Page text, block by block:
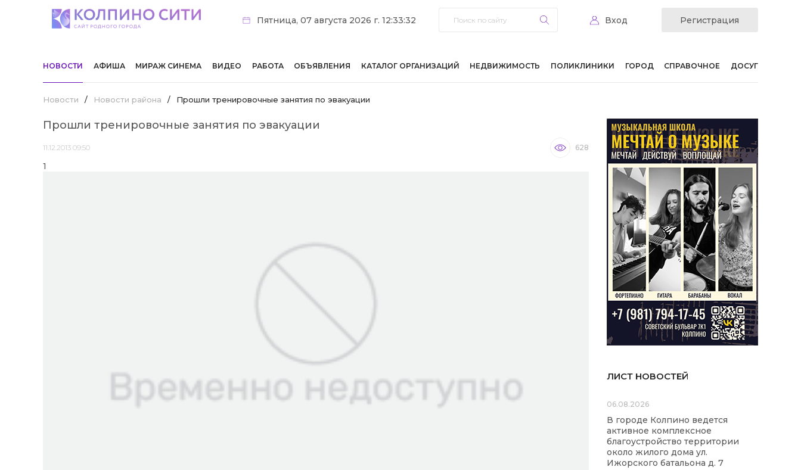
Пятница, 07 августа 2026 г. 12:33:32 Вход Регистрация
НОВОСТИ АФИША МИРАЖ СИНЕМА ВИДЕО РАБОТА ОБЪЯВЛЕНИЯ КАТАЛОГ ОРГАНИЗАЦИЙ НЕДВИЖИМОСТЬ ПОЛИКЛИНИКИ ГОРОД СПРАВОЧНОЕ ДОСУГ
Новости / Новости района / Прошли тренировочные занятия по эвакуации
Прошли тренировочные занятия по эвакуации
11.12.2013 09:50 628
1
ЛИСТ НОВОСТЕЙ
06.08.2026
В городе Колпино ведется
активное комплексное
благоустройство территории
около жилого дома ул.
Ижорского батальона д. 7